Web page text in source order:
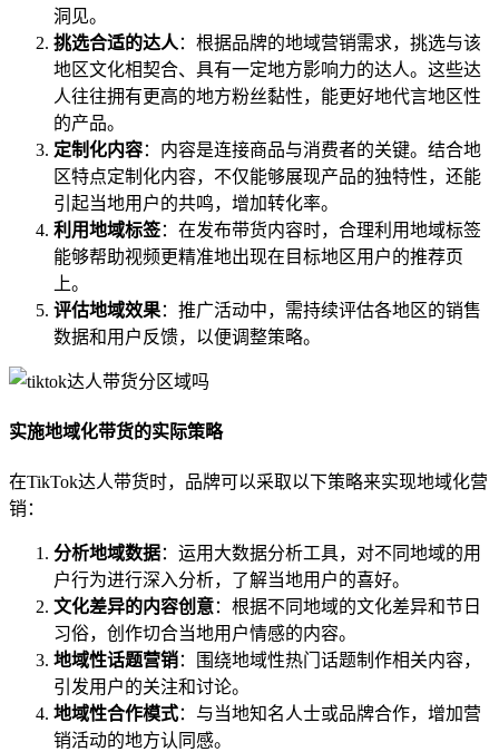
洞见。
挑选合适的达人 ：根据品牌的地域营销需求，挑选与该
地区文化相契合、具有一定地方影响力的达人。这些达
人往往拥有更高的地方粉丝黏性，能更好地代言地区性
的产品。
定制化内容：内容是连接商品与消费者的关键。结合地
区特点定制化内容，不仅能够展现产品的独特性，还能
引起当地用户的共鸣，增加转化率。
利用地域标签：在发布带货内容时，合理利用地域标签
能够帮助视频更精准地出现在目标地区用户的推荐页
上。
评估地域效果：推广活动中，需持续评估各地区的销售
数据和用户反馈，以便调整策略。
实施地域化带货的实际策略
在TikTok达人带货时，品牌可以采取以下策略来实现地域化营
销：
分析地域数据：运用大数据分析工具，对不同地域的用
户行为进行深入分析，了解当地用户的喜好。
文化差异的内容创意：根据不同地域的文化差异和节日
习俗，创作切合当地用户情感的内容。
地域性话题营销：围绕地域性热门话题制作相关内容，
引发用户的关注和讨论。
地域性合作模式：与当地知名人士或品牌合作，增加营
销活动的地方认同感。